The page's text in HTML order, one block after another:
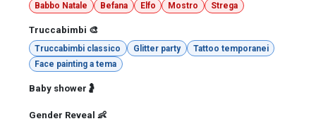
Babbo Natale Befana Elfo Mostro Strega
Truccabimbi 🎨
Truccabimbi classico Glitter party
Tattoo temporanei
Face painting a tema
Baby shower🤰
Gender Reveal 👶